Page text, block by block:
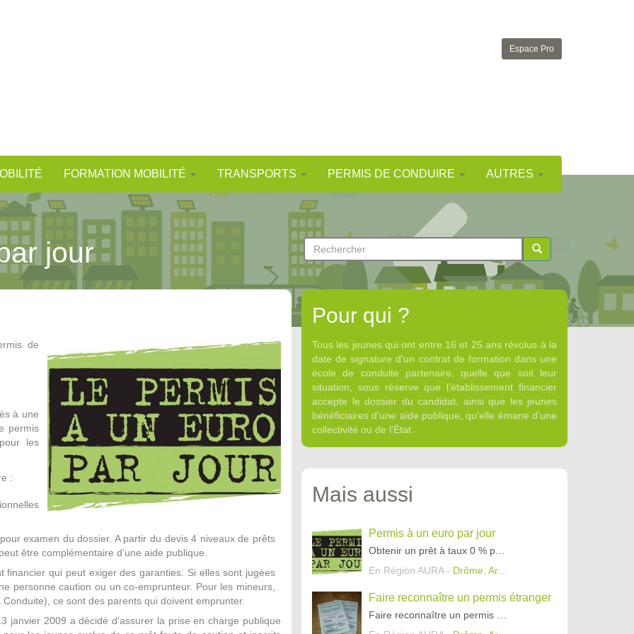
Espace Pro
FORMATION MOBILITÉ TRANSPORTS PERMIS DE CONDUIRE AUTRES
jour
Formulaire
de
recherche
Rechercher
de
à une
permis
les
:
examen du dossier. A partir du devis 4 niveaux de prêts
être complémentaire d’une aide publique.
financier qui peut exiger des garanties. Si elles sont jugées
personne caution ou un co-emprunteur. Pour les mineurs,
ce sont des parents qui doivent emprunter.
janvier 2009 a décidé d’assurer la prise en charge publique
Pour qui ?
Tous les jeunes qui ont entre 16 et 25 ans révolus à la
date de signature d'un contrat de formation dans une
école de conduite partenaire, quelle que soit leur
situation, sous réserve que l’établissement financier
accepte le dossier du candidat, ainsi que les jeunes
bénéficiaires d’une aide publique, qu'elle émane d’une
collectivité ou de l'État.
Mais aussi
Permis à un euro par jour
En Région AURA - Drôme Ardèche
Faire reconnaître un permis étranger